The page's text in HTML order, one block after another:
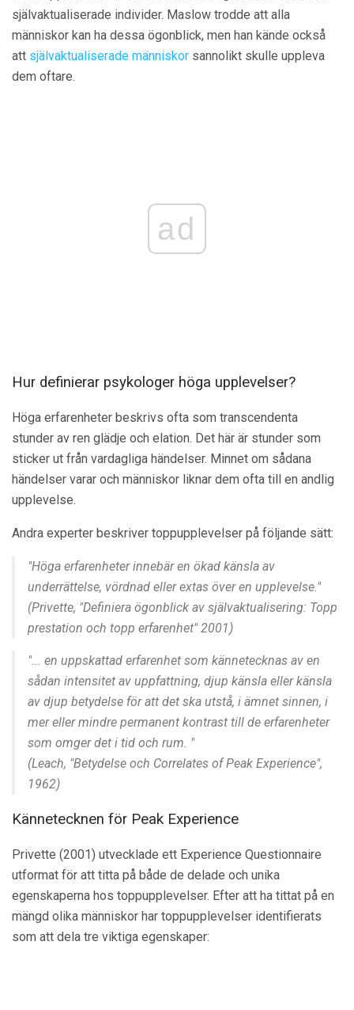
självaktualiserade individer. Maslow trodde att alla
människor kan ha dessa ögonblick, men han kände också
att självaktualiserade människor sannolikt skulle uppleva
dem oftare.
ad
Hur definierar psykologer höga upplevelser?
Höga erfarenheter beskrivs ofta som transcendenta
stunder av ren glädje och elation. Det här är stunder som
sticker ut från vardagliga händelser. Minnet om sådana
händelser varar och människor liknar dem ofta till en andlig
upplevelse.
Andra experter beskriver toppupplevelser på följande sätt:
"Höga erfarenheter innebär en ökad känsla av
underrättelse, vördnad eller extas över en upplevelse."
(Privette, "Definiera ögonblick av självaktualisering: Topp
prestation och topp erfarenhet" 2001)
"... en uppskattad erfarenhet som kännetecknas av en
sådan intensitet av uppfattning, djup känsla eller känsla
av djup betydelse för att det ska utstå, i ämnet sinnen, i
mer eller mindre permanent kontrast till de erfarenheter
som omger det i tid och rum. "
(Leach, "Betydelse och Correlates of Peak Experience",
1962)
Kännetecknen för Peak Experience
Privette (2001) utvecklade ett Experience Questionnaire
utformat för att titta på både de delade och unika
egenskaperna hos toppupplevelser. Efter att ha tittat på en
mängd olika människor har toppupplevelser identifierats
som att dela tre viktiga egenskaper: